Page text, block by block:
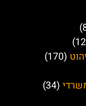
(170)
(34)